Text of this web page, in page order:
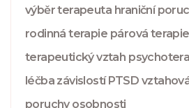
výběr terapeuta hraniční
rodinná terapie párová terapie
terapeutický vztah
léčba závislostí PTSD
poruchy osobnosti